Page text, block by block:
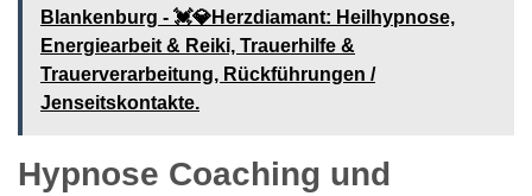
Blankenburg - 💓️💎Herzdiamant: Heilhypnose,
Energiearbeit & Reiki, Trauerhilfe &
Trauerverarbeitung, Rückführungen /
Jenseitskontakte.
Hypnose Coaching und